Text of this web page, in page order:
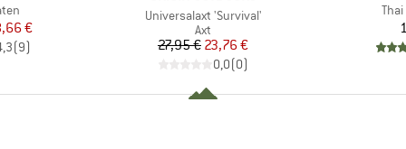
Preis
€
(9)
Artikel
Universalaxt 'Survival'
Produktgruppe
Axt
Preis
27,95 € reduzierter Preis
23,76 €
0,0(0)